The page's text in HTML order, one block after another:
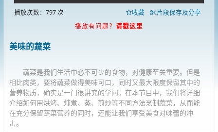
播放次数：797 次 收藏
片段保存及分享
播放有问题？ 请戳这里
美味的蔬菜
蔬菜是我们生活中必不可少的食物，对健康至关重要。但是
相比肉类，要将蔬菜做得美味可口，同时又最大限度保留其中的
营养物质，确实是一门很讲究的学问。在本节目中，我们将详细
介绍如何用烘烤、炖煮、蒸、煎炒等不同方法烹制蔬菜，从而能
在充分保留蔬菜营养的同时，还能让我们享受美食对味蕾的冲
击。